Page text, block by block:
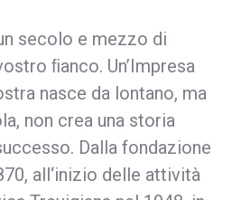
secolo e mezzo di
ﬁanco. Un’Impresa
nasce da lontano, ma
non crea una storia
Dalla fondazione
all‘inizio delle attività